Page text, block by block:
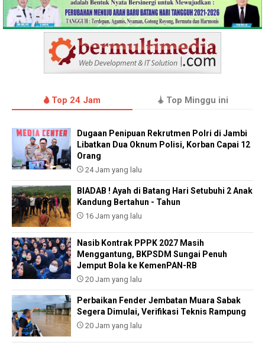
Top 24 Jam Top Minggu ini
Dugaan Penipuan Rekrutmen Polri di Jambi
Libatkan Dua Oknum Polisi, Korban Capai 12
Orang
24 Jam yang lalu
BIADAB ! Ayah di Batang Hari Setubuhi 2 Anak
Kandung Bertahun - Tahun
16 Jam yang lalu
Nasib Kontrak PPPK 2027 Masih
Menggantung, BKPSDM Sungai Penuh
Jemput Bola ke KemenPAN-RB
20 Jam yang lalu
Perbaikan Fender Jembatan Muara Sabak
Segera Dimulai, Verifikasi Teknis Rampung
20 Jam yang lalu